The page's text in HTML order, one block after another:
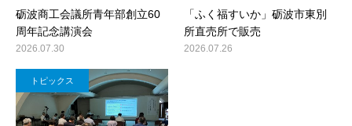
砺波商工会議所青年部創立60
周年記念講演会
2026.07.30
「ふく福すいか」砺波市東別
所直売所で販売
2026.07.26
トピックス